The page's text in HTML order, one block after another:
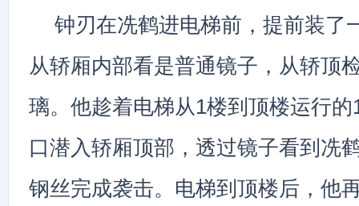
钟刃在冼鹤进电梯前，提前装
从轿厢内部看是普通镜子，从轿顶
璃。他趁着电梯从1楼到顶楼运行
口潜入轿厢顶部，透过镜子看到冼
钢丝完成袭击。电梯到顶楼后，他